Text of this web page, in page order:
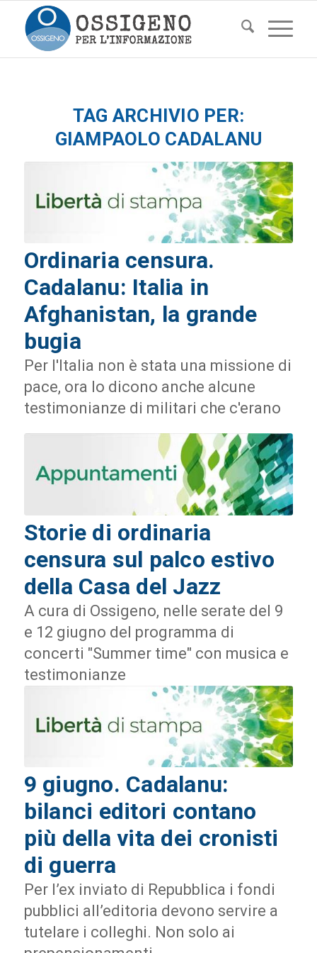
TAG ARCHIVIO PER:
GIAMPAOLO CADALANU
Ordinaria censura.
Cadalanu: Italia in
Afghanistan, la grande
bugia
Per l'Italia non è stata una missione di
pace, ora lo dicono anche alcune
testimonianze di militari che c'erano
Storie di ordinaria
censura sul palco estivo
della Casa del Jazz
A cura di Ossigeno, nelle serate del 9
e 12 giugno del programma di
concerti "Summer time" con musica e
testimonianze
9 giugno. Cadalanu:
bilanci editori contano
più della vita dei cronisti
di guerra
Per l’ex inviato di Repubblica i fondi
pubblici all’editoria devono servire a
tutelare i colleghi. Non solo ai